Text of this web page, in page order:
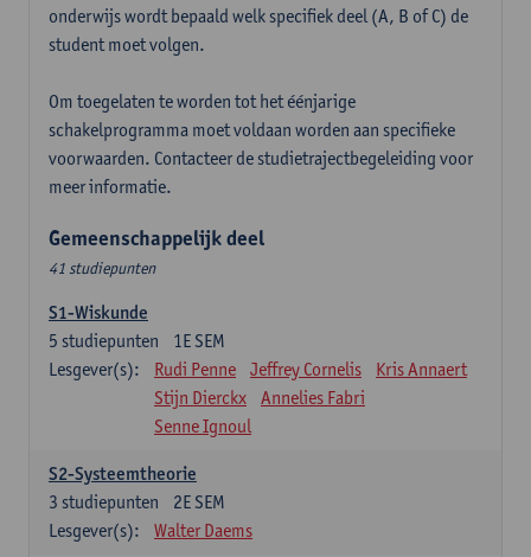
onderwijs wordt bepaald welk specifiek deel (A, B of C) de
student moet volgen.
Om toegelaten te worden tot het éénjarige
schakelprogramma moet voldaan worden aan specifieke
voorwaarden. Contacteer de studietrajectbegeleiding voor
meer informatie.
Gemeenschappelijk deel
41 studiepunten
S1-Wiskunde
1E SEM
5 studiepunten
Lesgever(s):
Rudi Penne Jeffrey Cornelis
Kris Annaert
Stijn Dierckx
Annelies Fabri
Senne Ignoul
S2-Systeemtheorie
2E SEM
3 studiepunten
Lesgever(s):
Walter Daems